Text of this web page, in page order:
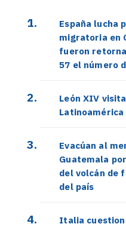
España lucha
migratoria en
fueron
57 el número
León XIV
Evacúan al
Guatemala
del volcán de
del país
Italia